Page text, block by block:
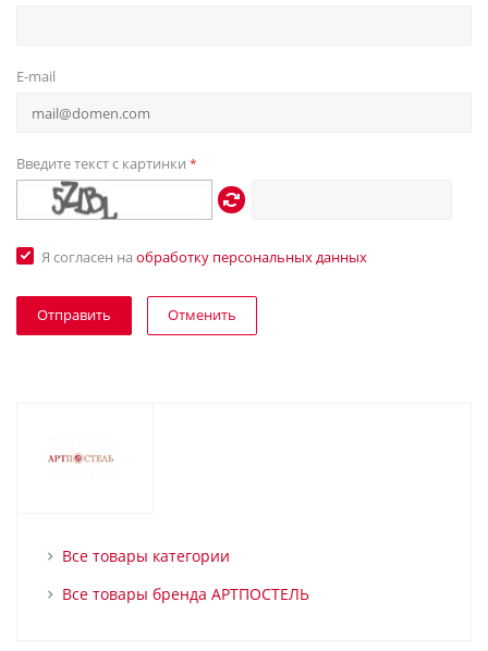
E-mail
Введите текст с картинки *
Я согласен на обработку персональных данных
Отменить
Все товары категории
Все товары бренда АРТПОСТЕЛЬ